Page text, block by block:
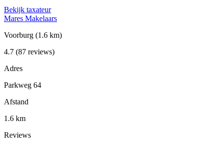
Bekijk taxateur
Mares Makelaars
Voorburg (1.6 km)
4.7 (87 reviews)
Adres
Parkweg 64
Afstand
1.6 km
Reviews